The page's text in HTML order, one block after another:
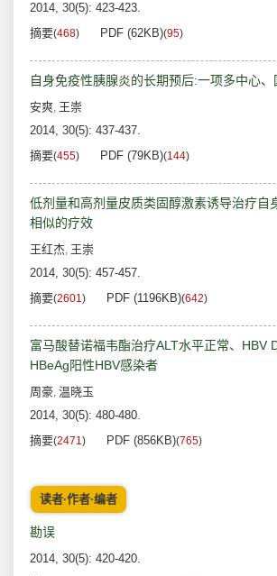
2014, 30(5): 423-423.
摘要(468) PDF (62KB)(95)
自身免疫性胰腺炎的长期预后:一项多中心
安爽, 王崇
2014, 30(5): 437-437.
摘要(455) PDF (79KB)(144)
低剂量和高剂量皮质类固醇激素诱导治疗自
相似的疗效
王红杰, 王崇
2014, 30(5): 457-457.
摘要(2601) PDF (1196KB)(642)
富马酸替诺福韦酯治疗ALT水平正常、HBV
HBeAg阳性HBV感染者
周豪, 温晓玉
2014, 30(5): 480-480.
摘要(2471) PDF (856KB)(765)
读者·作者·编者
勘误
2014, 30(5): 420-420.